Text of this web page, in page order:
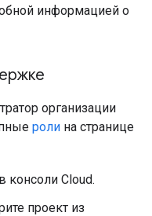
информацией о
организации
роли на странице
в консоли Cloud.
проект из